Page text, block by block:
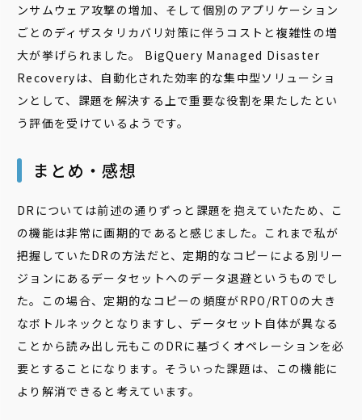
ンサムウェア攻撃の増加、そして個別のアプリケーション
ごとのディザスタリカバリ対策に伴うコストと複雑性の増
大が挙げられました。 BigQuery Managed Disaster
Recoveryは、自動化された効率的な集中型ソリューショ
ンとして、課題を解決する上で重要な役割を果たしたとい
う評価を受けているようです。
まとめ・感想
DRについては前述の通りずっと課題を抱えていたため、こ
の機能は非常に画期的であると感じました。これまで私が
把握していたDRの方法だと、定期的なコピーによる別リー
ジョンにあるデータセットへのデータ退避というものでし
た。この場合、定期的なコピーの頻度がRPO/RTOの大き
なボトルネックとなりますし、データセット自体が異なる
ことから読み出し元もこのDRに基づくオペレーションを必
要とすることになります。そういった課題は、この機能に
より解消できると考えています。